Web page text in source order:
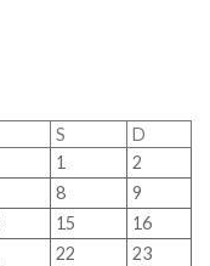
S
D
1
2
8
9
15
16
22
23